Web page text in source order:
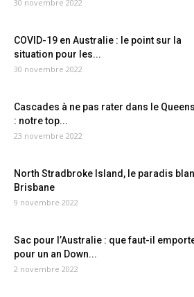
30 novembre 2022
COVID-19 en Australie : le point sur la
situation pour les...
30 novembre 2022
Cascades à ne pas rater dans le
: notre top...
23 novembre 2022
North Stradbroke Island, le paradis
Brisbane
9 novembre 2022
Sac pour l’Australie : que faut-il
pour un an Down...
2 novembre 2022